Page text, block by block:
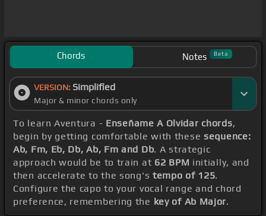
Chords Notes Beta
VERSION: Simplified
Major & minor chords only
To learn Aventura - Enseñame A Olvidar chords,
begin by getting comfortable with thesesequence:
Ab, Fm, Eb, Db, Ab, Fm and Db. A strategic
approach would be to train at 62 BPM initially, and
then accelerate to the song's tempo of 125.
Configure the capo to your vocal range and chord
preference, remembering the key of Ab Major.